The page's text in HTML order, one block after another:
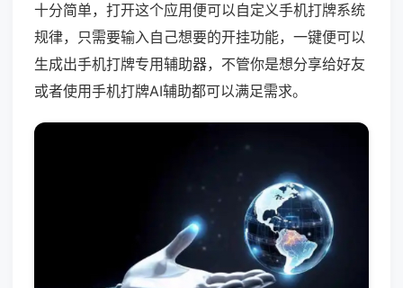
十分简单，打开这个应用便可以自定义手机打牌系统
规律，只需要输入自己想要的开挂功能，一键便可以
生成出手机打牌专用辅助器，不管你是想分享给好友
或者使用手机打牌AI辅助都可以满足需求。